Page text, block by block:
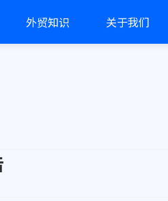
外贸知识 关于我们